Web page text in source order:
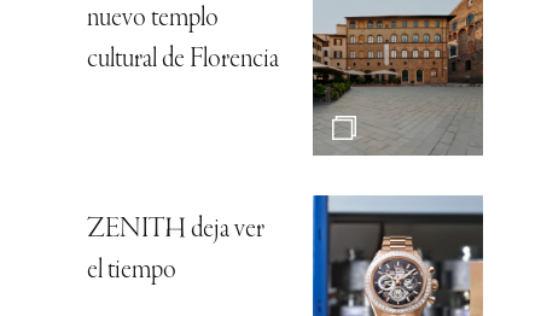
nuevo templo
cultural de Florencia
ZENITH deja ver
el tiempo